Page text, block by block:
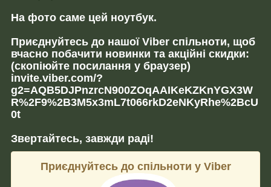
На фото саме цей ноутбук.
Приєднуйтесь до нашої Viber спільноти, щоб
вчасно побачити новинки та акційні скидки:
(скопіюйте посилання у браузер)
invite.viber.com/?
g2=AQB5DJPnzrcN900ZOqAAIKeKZKnYGX3W
R%2F9%2B3M5x3mL7t066rkD2eNKyRhe%2BcU
0t
Звертайтесь, завжди раді!
Приєднуйтесь до спільноти у Viber